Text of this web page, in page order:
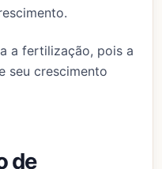
a fertilização, pois a
seu crescimento
de